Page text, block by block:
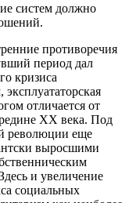
систем должно
противоречия
период дал
кризиса
отличается от
XX века. Под
революции еще
выросшими
и увеличение
социальных